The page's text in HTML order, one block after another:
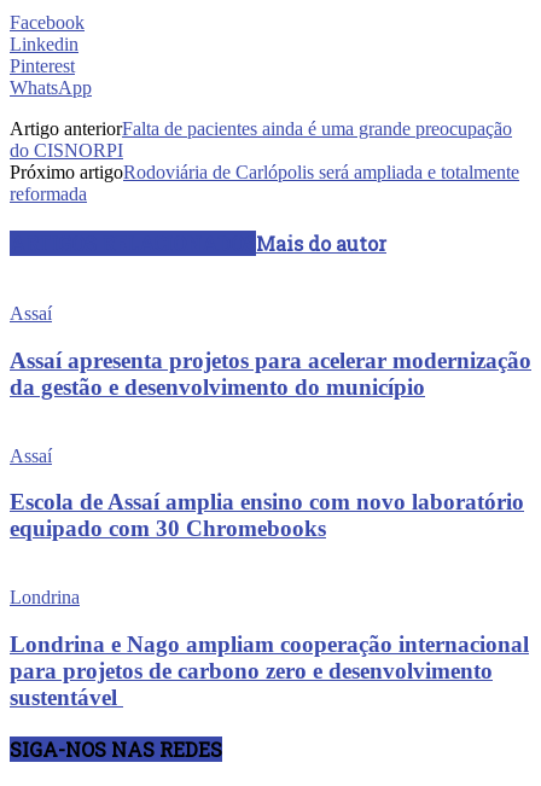
Facebook
Linkedin
Pinterest
WhatsApp
Artigo anteriorFalta de pacientes ainda é uma grande preocupação
do CISNORPI
Próximo artigoRodoviária de Carlópolis será ampliada e totalmente
reformada
Mais do autor
Assaí
Assaí apresenta projetos para acelerar modernização
da gestão e desenvolvimento do município
Assaí
Escola de Assaí amplia ensino com novo laboratório
equipado com 30 Chromebooks
Londrina
Londrina e Nago ampliam cooperação internacional
para projetos de carbono zero e desenvolvimento
sustentável
SIGA-NOS NAS REDES